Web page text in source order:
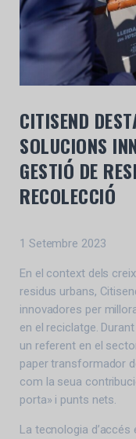
CITISEND
SOLUCIONS
GESTIÓ DE
RECOLECCIÓ
1 Setembre 2023
En el context dels
residus urbans,
innovadores per
en el reciclatge.
un referent en el
paper transformador
com la seua
porta» i punts nets.
La tecnologia